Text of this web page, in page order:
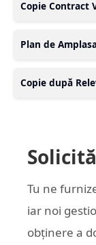
Copie Contract
Plan de
Copie după
Tu ne
iar noi
obținere a